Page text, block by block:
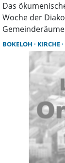
Das
Woche der
Nach einer
reichaltiges
Eingeladen ist
Der
berichten unter
Wunstorf,
immer freitags
Frauen aller
Umgebung
Kostendeckung
gebeten.
BOKELOH KIRCHE